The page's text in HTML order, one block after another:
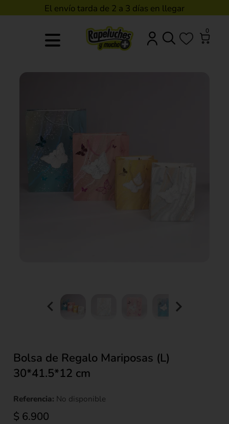
El envío tarda de 2 a 3 días en llegar
0
Bolsa de Regalo Mariposas (L)
30*41.5*12 cm
Referencia: No disponible
$ 6.900